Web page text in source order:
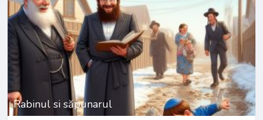
Rabinul si săpunarul